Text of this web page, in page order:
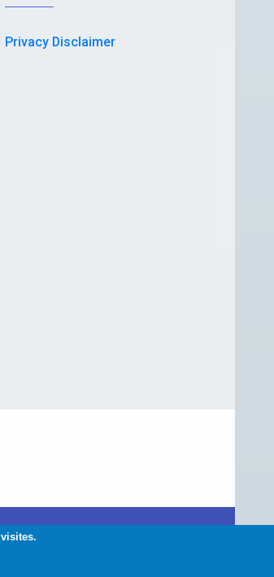
Privacy Disclaimer